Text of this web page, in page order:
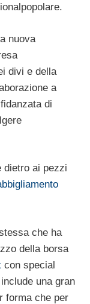
nuova
divi e della
a
di
dietro ai pezzi
che ha
della borsa
con special
una gran
forma che per